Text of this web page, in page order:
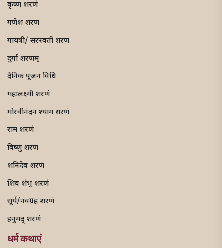
कृष्ण शरणं
गणेश शरणं
गायत्री/ सरस्वती शरणं
दुर्गा शरणम्
दैनिक पूजन विधि
महालक्ष्मी शरणं
मोरवीनंदन श्याम शरणं
राम शरणं
विष्णु शरणं
शनिदेव शरणं
शिव शंभु शरणं
सूर्य/नवग्रह शरणं
हनुमद् शरणं
धर्म कथाएं